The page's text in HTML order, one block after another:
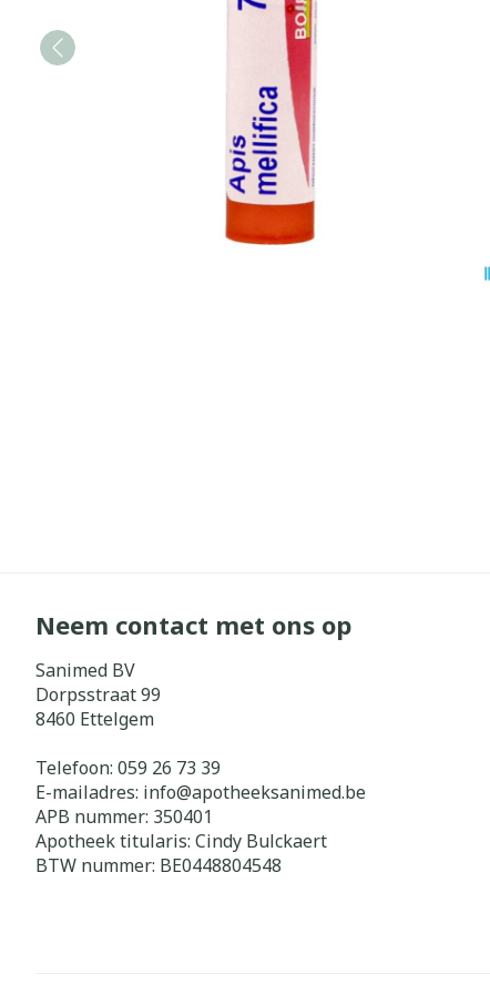
Neem contact met ons op
Sanimed BV
Dorpsstraat 99
8460 Ettelgem
Telefoon: 059 26 73 39
E-mailadres: info@apotheeksanimed.be
APB nummer: 350401
Apotheek titularis: Cindy Bulckaert
BTW nummer: BE0448804548